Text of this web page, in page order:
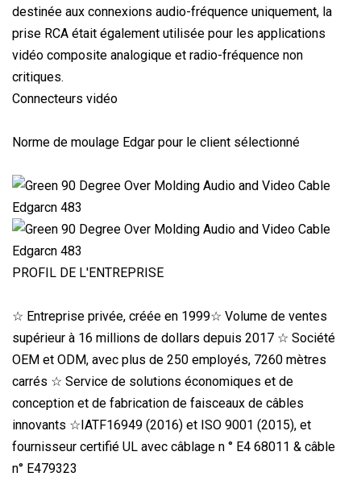
destinée aux connexions audio-fréquence uniquement, la
prise RCA était également utilisée pour les applications
vidéo composite analogique et radio-fréquence non
critiques.
Connecteurs vidéo
Norme de moulage Edgar pour le client sélectionné
PROFIL DE L'ENTREPRISE
☆ Entreprise privée, créée en 1999☆ Volume de ventes
supérieur à 16 millions de dollars depuis 2017 ☆ Société
OEM et ODM, avec plus de 250 employés, 7260 mètres
carrés ☆ Service de solutions économiques et de
conception et de fabrication de faisceaux de câbles
innovants ☆IATF16949 (2016) et ISO 9001 (2015), et
fournisseur certifié UL avec câblage n ° E4 68011 & câble
n° E479323